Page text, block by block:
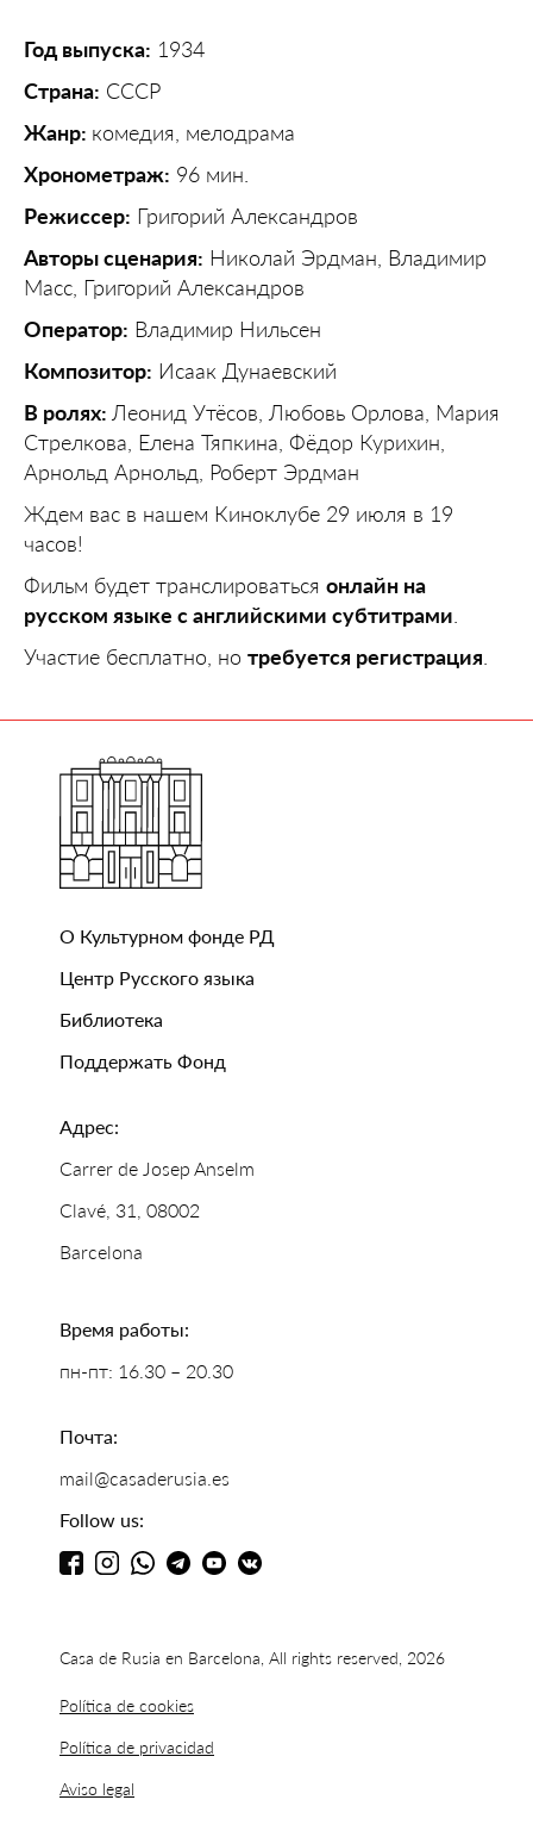
Год выпуска: 1934
Страна: СССР
Жанр: комедия, мелодрама
Хронометраж: 96 мин.
Режиссер: Григорий Александров
Авторы сценария: Николай Эрдман, Владимир
Масс, Григорий Александров
Оператор: Владимир Нильсен
Композитор: Исаак Дунаевский
В ролях: Леонид Утёсов, Любовь Орлова, Мария
Стрелкова, Елена Тяпкина, Фёдор Курихин,
Арнольд Арнольд, Роберт Эрдман
Ждем вас в нашем Киноклубе 29 июля в 19
часов!
Фильм будет транслироваться онлайн на
русском языке с английскими субтитрами
Участие бесплатно, но требуется регистрация
О Культурном фонде РД
Центр Русского языка
Библиотека
Поддержать Фонд
Адрес:
Carrer de Josep Anselm
Clavé, 31, 08002
Barcelona
Время работы:
пн-пт: 16.30 – 20.30
Почта:
mail@casaderusia.es
Follow us:
Casa de Rusia en Barcelona, All rights reserved, 2026
Política de cookies
Política de privacidad
Aviso legal